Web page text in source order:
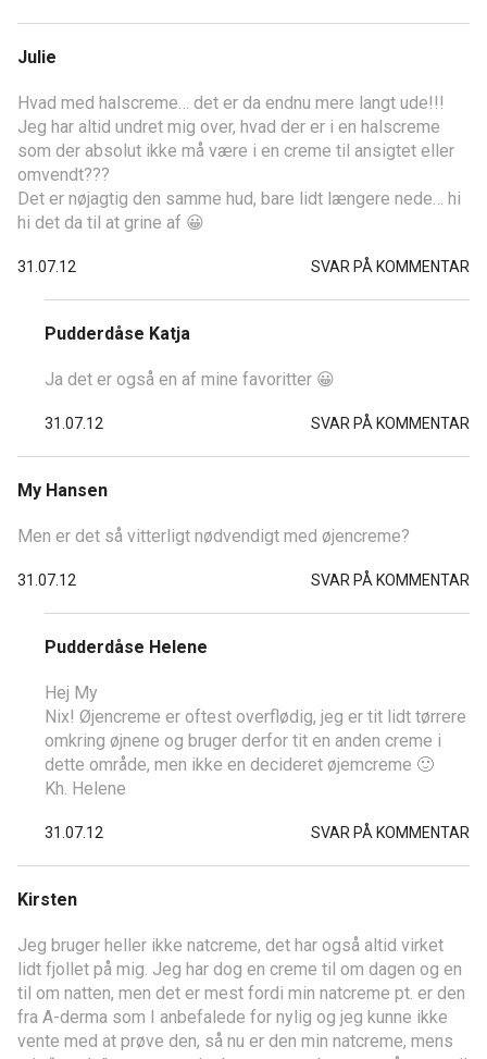
Julie
Hvad med halscreme… det er da endnu mere langt ude!!!
Jeg har altid undret mig over, hvad der er i en halscreme
som der absolut ikke må være i en creme til ansigtet eller
omvendt???
Det er nøjagtig den samme hud, bare lidt længere nede… hi
hi det da til at grine af 😀
31.07.12 SVAR PÅ KOMMENTAR
Pudderdåse Katja
Ja det er også en af mine favoritter 😀
31.07.12 SVAR PÅ KOMMENTAR
My Hansen
Men er det så vitterligt nødvendigt med øjencreme?
31.07.12 SVAR PÅ KOMMENTAR
Pudderdåse Helene
Hej My
Nix! Øjencreme er oftest overflødig, jeg er tit lidt tørrere
omkring øjnene og bruger derfor tit en anden creme i
dette område, men ikke en decideret øjemcreme 🙂
Kh. Helene
31.07.12 SVAR PÅ KOMMENTAR
Kirsten
Jeg bruger heller ikke natcreme, det har også altid virket
lidt fjollet på mig. Jeg har dog en creme til om dagen og en
til om natten, men det er mest fordi min natcreme pt. er den
fra A-derma som I anbefalede for nylig og jeg kunne ikke
vente med at prøve den, så nu er den min natcreme, mens